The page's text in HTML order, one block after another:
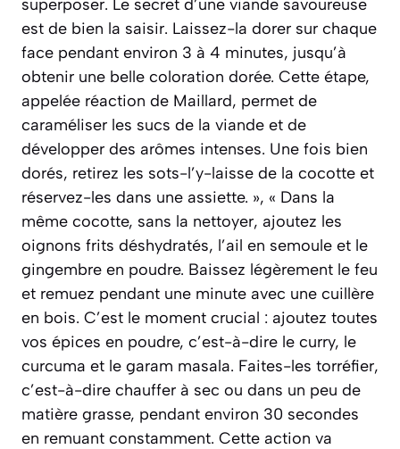
superposer. Le secret d’une viande savoureuse
est de bien la saisir. Laissez-la dorer sur chaque
face pendant environ 3 à 4 minutes, jusqu’à
obtenir une belle coloration dorée. Cette étape,
appelée réaction de Maillard, permet de
caraméliser les sucs de la viande et de
développer des arômes intenses. Une fois bien
dorés, retirez les sots-l’y-laisse de la cocotte et
réservez-les dans une assiette. », « Dans la
même cocotte, sans la nettoyer, ajoutez les
oignons frits déshydratés, l’ail en semoule et le
gingembre en poudre. Baissez légèrement le feu
et remuez pendant une minute avec une cuillère
en bois. C’est le moment crucial : ajoutez toutes
vos épices en poudre, c’est-à-dire le curry, le
curcuma et le garam masala. Faites-les torréfier,
c’est-à-dire chauffer à sec ou dans un peu de
matière grasse, pendant environ 30 secondes
en remuant constamment. Cette action va